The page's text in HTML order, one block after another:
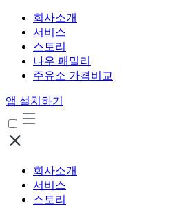
회사소개
서비스
스토리
나우 패밀리
주유소 가격비교
앱 설치하기
회사소개
서비스
스토리